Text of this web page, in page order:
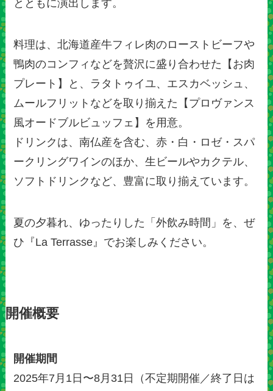
とともに演出します。
料理は、北海道産牛フィレ肉のローストビーフや
鴨肉のコンフィなどを贅沢に盛り合わせた【お肉
プレート】と、ラタトゥイユ、エスカベッシュ、
ムールフリットなどを取り揃えた【プロヴァンス
風オードブルビュッフェ】を用意。
ドリンクは、南仏産を含む、赤・白・ロゼ・スパ
ークリングワインのほか、生ビールやカクテル、
ソフトドリンクなど、豊富に取り揃えています。
夏の夕暮れ、ゆったりした「外飲み時間」を、ぜ
ひ『La Terrasse』でお楽しみください。
開催概要
開催期間
2025年7月1日〜8月31日（不定期開催／終了日は